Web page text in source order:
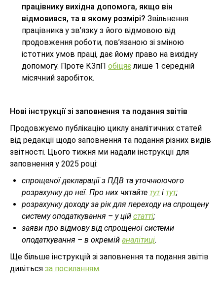
працівнику вихідна допомога, якщо він
відмовився, та в якому розмірі? Звільнення
працівника у зв’язку з його відмовою від
продовження роботи, пов’язаною зі зміною
істотних умов праці, дає йому право на вихідну
допомогу. Проте КЗпП обіцяєлише 1 середній
місячний заробіток.
Нові інструкції зі заповнення та подання звітів
Продовжуємо публікацію циклу аналітичних статей
від редакції щодо заповнення та подання різних видів
звітності. Цього тижня ми надали інструкції для
заповнення у 2025 році:
спрощеної декларації з ПДВ та уточнюючого
розрахунку до неї. Про них читайте туті тут;
розрахунку доходу за рік для переходу на спрощену
систему оподаткування – у цій статті;
заяви про відмову від спрощеної системи
оподаткування – в окремій аналітиці.
Ще більше інструкцій зі заповнення та подання звітів
дивіться за посиланням.